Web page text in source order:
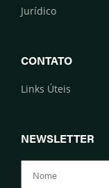
Jurídico
CONTATO
Links Úteis
NEWSLETTER